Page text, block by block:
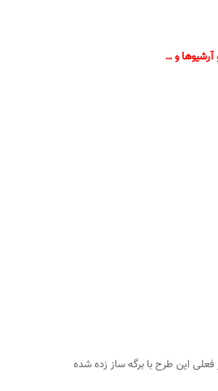
و …
این طرح با برگه ساز زده شده